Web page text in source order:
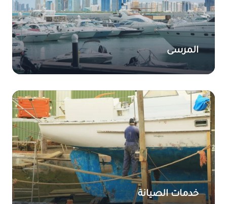
المرسى
خدمات الصيانة